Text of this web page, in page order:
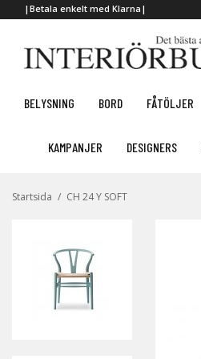
|Betala enkelt med Klarna|
BELYSNING BORD FÅTÖLJER
KAMPANJER DESIGNERS
Startsida / CH 24 Y SOFT